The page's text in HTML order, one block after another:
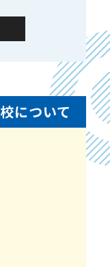
けさせま
戦略会議を
つなげま
６年間指導
について